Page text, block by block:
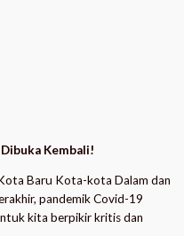
Kembali!
Baru Kota-kota Dalam dan
pandemik Covid-19
kita berpikir kritis dan